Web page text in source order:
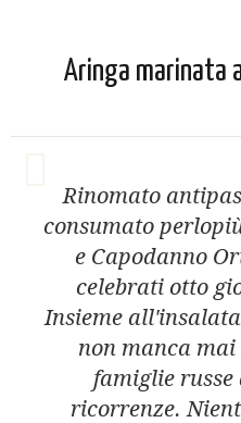
Aringa marinata
Rinomato
consumato
e Capodanno
celebrati otto
Insieme
non manca
famiglie
ricorrenze.